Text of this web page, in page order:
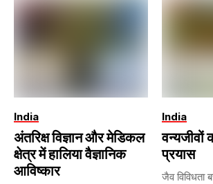
India
अंतरिक्ष विज्ञान और मेडिकल
क्षेत्र में हालिया वैज्ञानिक
आविष्कार
India
वन्यजीवों
प्रयास
जैव विविधता